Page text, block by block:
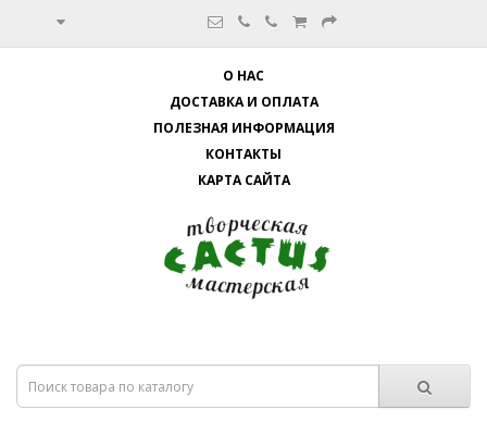
О НАС
ДОСТАВКА И ОПЛАТА
ПОЛЕЗНАЯ ИНФОРМАЦИЯ
КОНТАКТЫ
КАРТА САЙТА